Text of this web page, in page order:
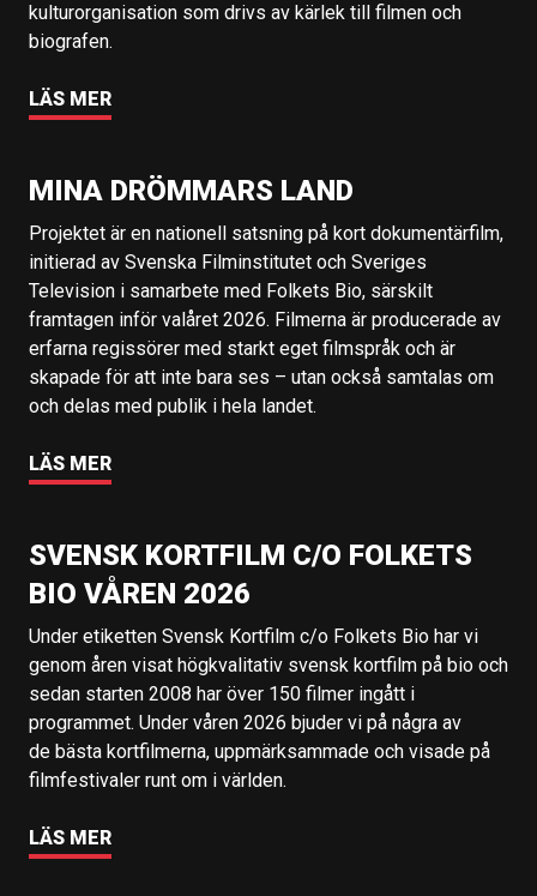
kulturorganisation som drivs av kärlek till filmen och
biografen.
LÄS MER
MINA DRÖMMARS LAND
Projektet är en nationell satsning på kort dokumentärfilm,
initierad av Svenska Filminstitutet och Sveriges
Television i samarbete med Folkets Bio, särskilt
framtagen inför valåret 2026. Filmerna är producerade av
erfarna regissörer med starkt eget filmspråk och är
skapade för att inte bara ses – utan också samtalas om
och delas med publik i hela landet.
LÄS MER
SVENSK KORTFILM C/O FOLKETS
BIO VÅREN 2026
Under etiketten Svensk Kortfilm c/o Folkets Bio har vi
genom åren visat högkvalitativ svensk kortfilm på bio och
sedan starten 2008 har över 150 filmer ingått i
programmet. Under våren 2026 bjuder vi på några av
de bästa kortfilmerna, uppmärksammade och visade på
filmfestivaler runt om i världen.
LÄS MER